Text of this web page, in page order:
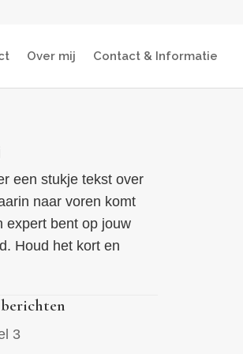
Over mij Contact & Informatie
een stukje tekst over
naar voren komt
expert bent op jouw
Houd het kort en
3